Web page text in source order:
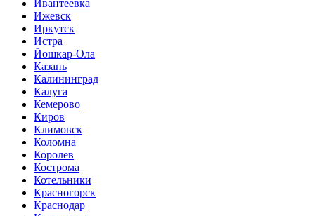
Ивантеевка
Ижевск
Иркутск
Истра
Йошкар-Ола
Казань
Калининград
Калуга
Кемерово
Киров
Климовск
Коломна
Королев
Кострома
Котельники
Красногорск
Краснодар